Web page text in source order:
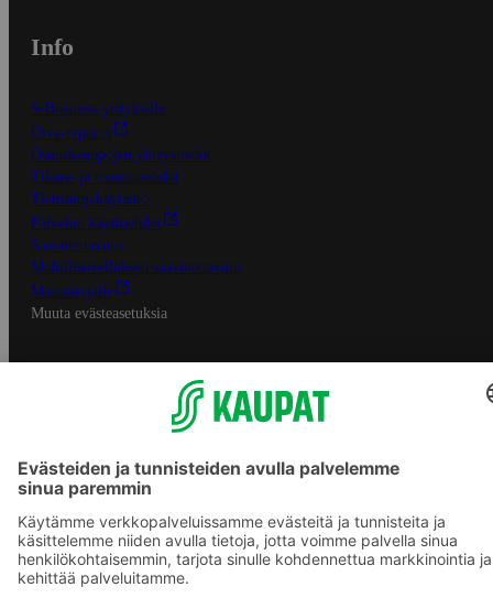
Info
S-Business yrityksille
Oiva-raportit
Osuuskauppojen yhteystiedot
Tilaus- ja toimitusehdot
Tietosuojakäytäntö
Palvelun käyttöehdot
Saavutettavuus
Mobiilisovelluksen saavutettavuus
Mainostajalle
Muuta evästeasetuksia
S-ryhmän palvelut
S-ryhmä
Asiakasomistajuus
S-ostoslista -sovellus
Prisma.fi
Sokos.fi